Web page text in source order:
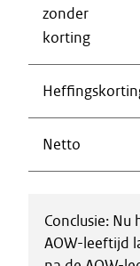
zonder
korting
Netto
Conclusie:
AOW-leeftijd